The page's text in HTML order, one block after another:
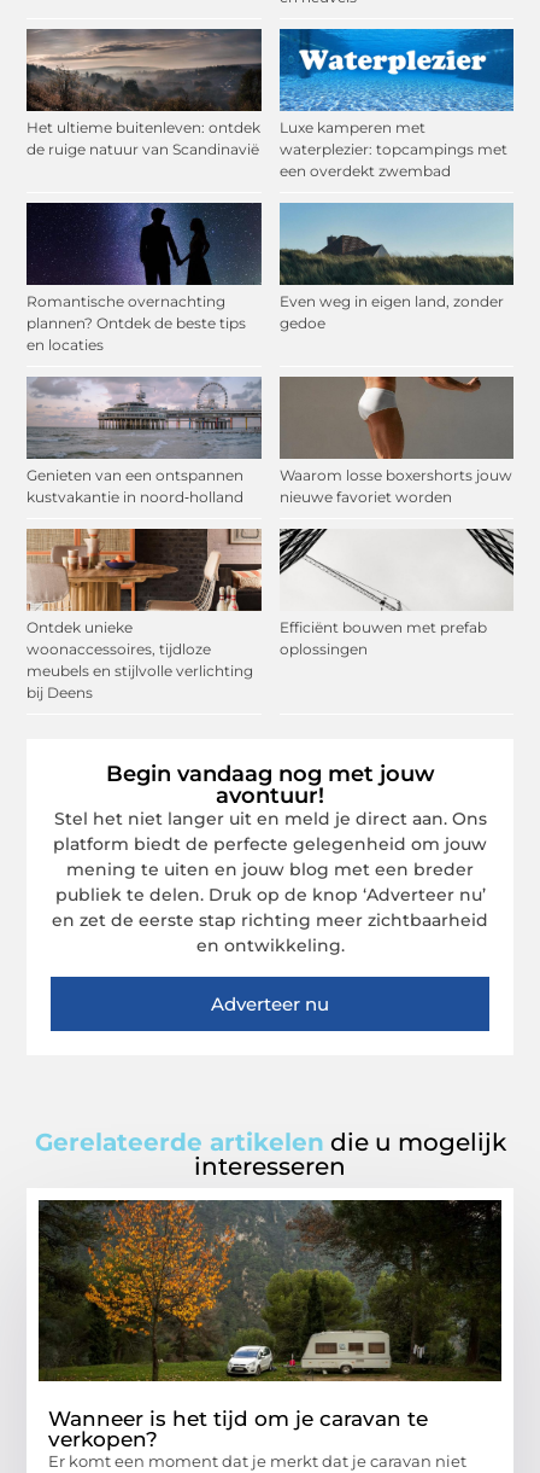
Het ultieme buitenleven: ontdek
de ruige natuur van Scandinavië
Luxe kamperen met
waterplezier: topcampings met
een overdekt zwembad
Romantische overnachting
plannen? Ontdek de beste tips
en locaties
Even weg in eigen land, zonder
gedoe
Genieten van een ontspannen
kustvakantie in noord‑holland
Waarom losse boxershorts jouw
nieuwe favoriet worden
Ontdek unieke
woonaccessoires, tijdloze
meubels en stijlvolle verlichting
bij Deens
Efficiënt bouwen met prefab
oplossingen
Begin vandaag nog met jouw
avontuur!
Stel het niet langer uit en meld je direct aan. Ons
platform biedt de perfecte gelegenheid om jouw
mening te uiten en jouw blog met een breder
publiek te delen. Druk op de knop ‘Adverteer nu’
en zet de eerste stap richting meer zichtbaarheid
en ontwikkeling.
Adverteer nu
Gerelateerde artikelen die u mogelijk
interesseren
Wanneer is het tijd om je caravan te
verkopen?
Er komt een moment dat je merkt dat je caravan niet